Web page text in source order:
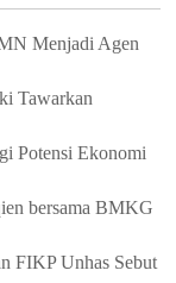
Menjadi Agen
Tawarkan
Potensi Ekonomi
bersama BMKG
FIKP Unhas Sebut